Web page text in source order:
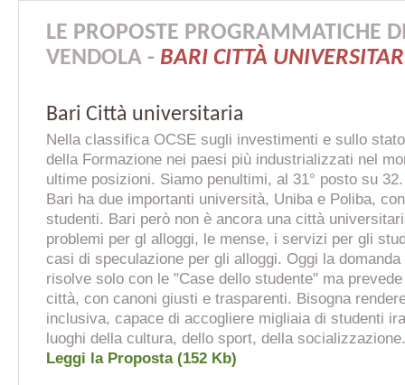
LE PROPOSTE PROGRAMMATICHE
VENDOLA - BARI CITTÀ
Bari Città universitaria
Nella classifica OCSE sugli investimenti e sullo
della Formazione nei paesi più industrializzati nel
ultime posizioni. Siamo penultimi, al 31° posto su 32.
Bari ha due importanti università, Uniba e Poliba,
studenti. Bari però non è ancora una città
problemi per gl alloggi, le mense, i servizi per gli
casi di speculazione per gli alloggi. Oggi la
risolve solo con le "Case dello studente" ma
città, con canoni giusti e trasparenti. Bisogna
inclusiva, capace di accogliere migliaia di studenti
luoghi della cultura, dello sport, della socializzazione.
Leggi la Proposta (152 Kb)